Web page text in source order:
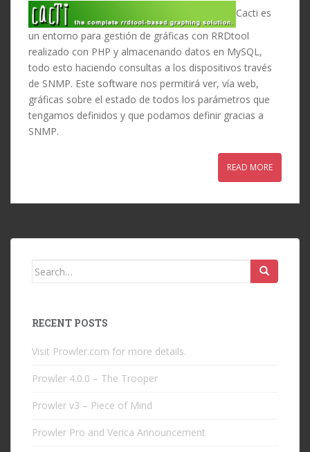
Cacti es
un entorno para gestión de gráficas con RRDtool
realizado con PHP y almacenando datos en MySQL,
todo esto haciendo consultas a los dispositivos través
de SNMP. Este software nos permitirá ver, vía web,
gráficas sobre el estado de todos los parámetros que
tengamos definidos y que podamos definir gracias a
SNMP.
READ MORE
Search
RECENT POSTS
Visit Prowler.com for more details.
Prowler 4.0.0 – The Trooper
Prowler v3 – Piece of Mind
Prowler Pro and Verica Announcement